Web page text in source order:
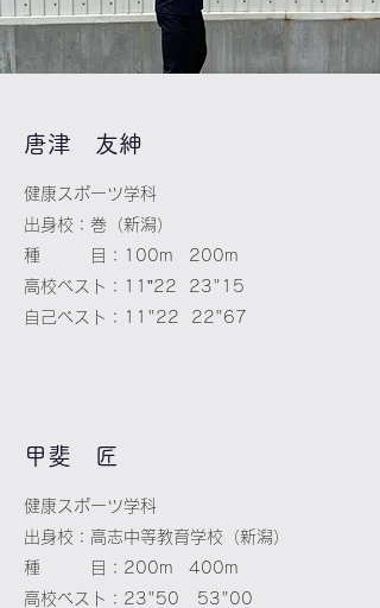
唐津 ​ 友紳
健康スポーツ学科
出身校：巻（新潟）
種 目：100m 200m
高校ベスト：11”22 23"15
自己ベスト：11"22 22"67
​甲斐 匠
健康スポーツ学科
出身校：高志中等教育学校（新潟）
種 目：200m 400m
高校ベスト：23"50 53"00